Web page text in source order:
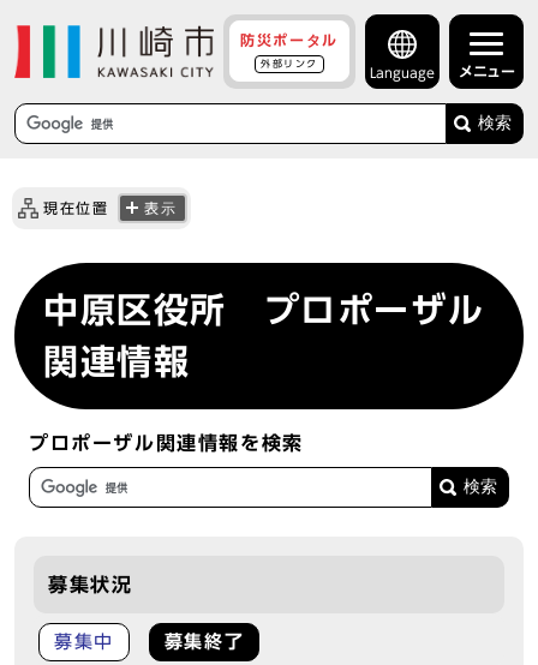
防災ポータル
外部リンク
Language メニュー
検索
現在位置 表示
中原区役所 プロポーザル
関連情報
プロポーザル関連情報を検索
募集状況
募集中 募集終了